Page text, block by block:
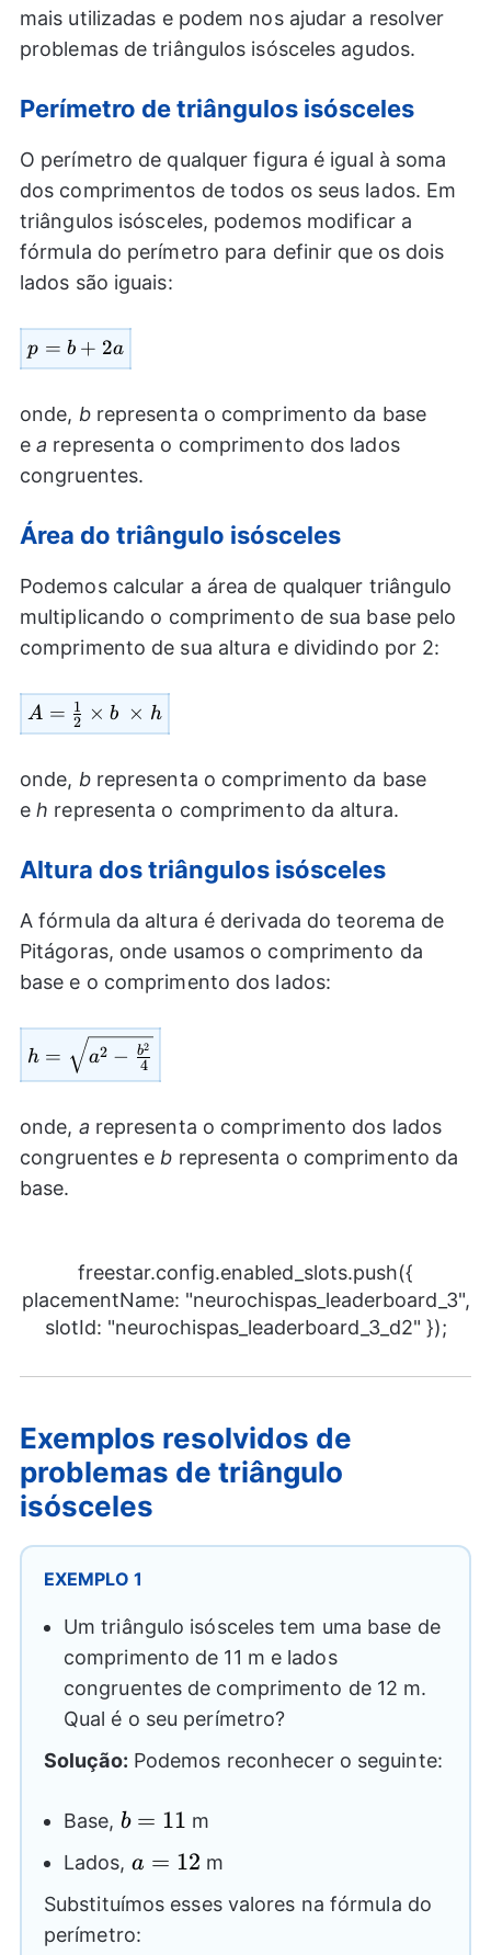
mais utilizadas e podem nos ajudar a resolver
problemas de triângulos isósceles agudos.
Perímetro de triângulos isósceles
O perímetro de qualquer figura é igual à soma
dos comprimentos de todos os seus lados. Em
triângulos isósceles, podemos modificar a
fórmula do perímetro para definir que os dois
lados são iguais:
p=b+2a
p = b + 2a
onde, brepresenta o comprimento da base
ea representa o comprimento dos lados
congruentes.
Área do triângulo isósceles
Podemos calcular a área de qualquer triângulo
multiplicando o comprimento de sua base pelo
comprimento de sua altura e dividindo por 2:
A=
\frac{1}
\times
b
A = 2
1 × b × h
onde, brepresenta o comprimento da base
eh representa o comprimento da altura.
Altura dos triângulos isósceles
A fórmula da altura é derivada do teorema de
Pitágoras, onde usamos o comprimento da
base e o comprimento dos lados:
h=
\sqrt{{{a}^2}-
{4}}
h = a2 − 4
b2
onde, a representa o comprimento dos lados
congruentes eb representa o comprimento da
base.
freestar.config.enabled_slots.push({
placementName: "neurochispas_leaderboard_3",
slotId: "neurochispas_leaderboard_3_d2" });
Exemplos resolvidos de
problemas de triângulo
isósceles
EXEMPLO 1
Um triângulo isósceles tem uma base de
comprimento de 11 m e lados
congruentes de comprimento de 12 m.
Qual é o seu perímetro?
Solução: Podemos reconhecer o seguinte:
Base, b=11
b = 11 m
Lados, a=12
a = 12 m
Substituímos esses valores na fórmula do
perímetro: